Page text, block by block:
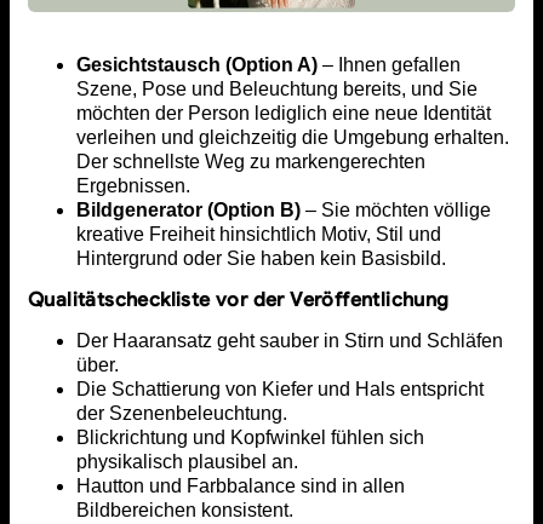
Gesichtstausch (Option A) – Ihnen gefallen
Szene, Pose und Beleuchtung bereits, und Sie
möchten der Person lediglich eine neue Identität
verleihen und gleichzeitig die Umgebung erhalten.
Der schnellste Weg zu markengerechten
Ergebnissen.
Bildgenerator (Option B) – Sie möchten völlige
kreative Freiheit hinsichtlich Motiv, Stil und
Hintergrund oder Sie haben kein Basisbild.
Qualitätscheckliste vor der Veröffentlichung
Der Haaransatz geht sauber in Stirn und Schläfen
über.
Die Schattierung von Kiefer und Hals entspricht
der Szenenbeleuchtung.
Blickrichtung und Kopfwinkel fühlen sich
physikalisch plausibel an.
Hautton und Farbbalance sind in allen
Bildbereichen konsistent.